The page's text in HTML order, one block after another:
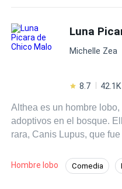
ellas, Claire, quien está
“zanahoria”.
Luna
Michelle Zea
8.7
Althea es un hombre
adoptivos en el bosque.
rara, Canis Lupus, que
descastada por la
de la manada de
Hombre lobo Comedia